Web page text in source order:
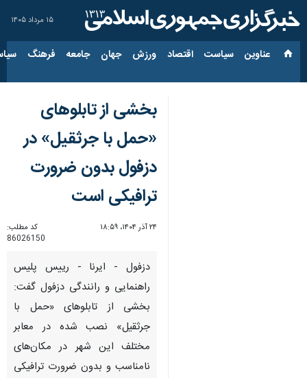
۱۵ مرداد ۱۴۰۵
عناوین‌ سیاست اقتصاد ورزش جهان جامعه فرهنگ
بخشی از تابلوهای
«حمل با جرثقیل» در
دزفول بدون ضرورت
ترافیکی است
۲۴ آذر ۱۴۰۴، ۱۸:۵۹
کد مطلب:
86026150
دزفول - ایرنا - رییس پلیس
راهنمایی و رانندگی دزفول گفت:
بخشی از تابلوهای «حمل با
جرثقیل» نصب شده در معابر
مختلف این شهر در مکان‌های
نامناسب و بدون ضرورت ترافیکی